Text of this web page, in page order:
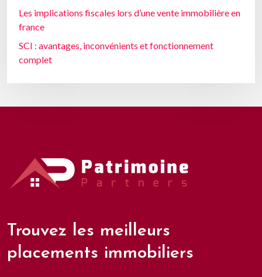
Les implications fiscales lors d’une vente immobilière en
france
SCI : avantages, inconvénients et fonctionnement
complet
Trouvez les meilleurs
placements immobiliers